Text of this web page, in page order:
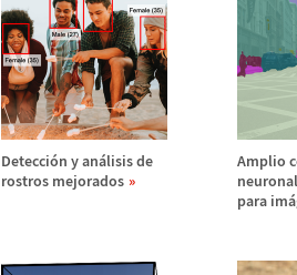
Detección y análisis de
rostros mejorados
Amplio
para imá